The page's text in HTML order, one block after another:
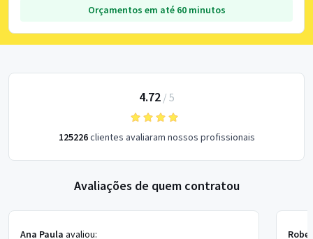
Orçamentos em até 60 minutos
4.72/ 5
125226clientes avaliaram nossos profissionais
Avaliações de quem contratou
Ana Paula avaliou: